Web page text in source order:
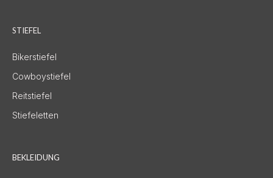
STIEFEL
Bikerstiefel
Cowboystiefel
Reitstiefel
Stiefeletten
BEKLEIDUNG